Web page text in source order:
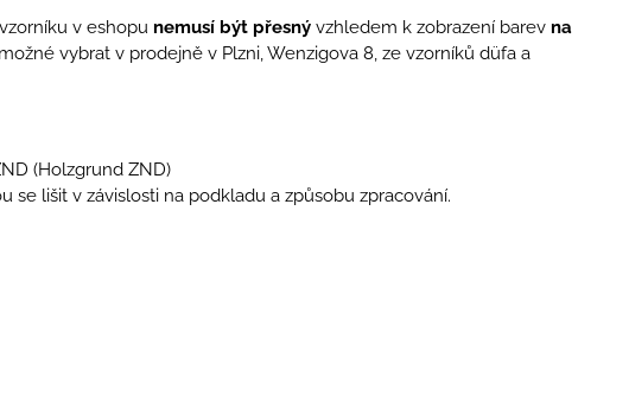
v eshopu nemusí být přesnývzhledem k zobrazení barev na
vybrat v prodejně v Plzni, Wenzigova 8, ze vzorníků düfa a
(Holzgrund ZND)
se lišit v závislosti na podkladu a způsobu zpracování.